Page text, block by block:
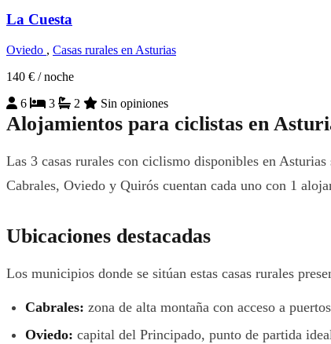
La Cuesta
Oviedo , Casas rurales en Asturias
140 € / noche
6
3 2 Sin opiniones
Alojamientos para ciclistas en
Las 3 casas rurales con ciclismo disponibles en
Cabrales, Oviedo y Quirós cuentan cada uno con 1
Ubicaciones destacadas
Los municipios donde se sitúan estas casas rurales
Cabrales: zona de alta montaña con acceso a
Oviedo: capital del Principado, punto de partida